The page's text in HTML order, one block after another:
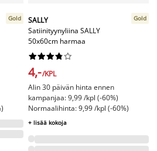
Gold
SALLY
Satiinityynyliina SALLY
50x60cm harmaa
Gold






4,-/KPL
Alin 30 päivän hinta ennen
kampanjaa: 9,99 /kpl (-60%)
Normaalihinta: 9,99 /kpl (-60%)
+ lisää kokoja